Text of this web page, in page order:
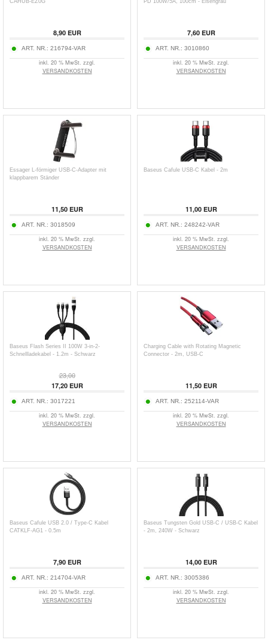
CAHUB-EZ0G
8,90EUR
ART. NR.: 216794-VAR
inkl. 20 % MwSt. zzgl.
VERSANDKOSTEN
PD 100W/5A, 100cm - Eisengrau
7,60EUR
ART. NR.: 3010860
inkl. 20 % MwSt. zzgl.
VERSANDKOSTEN
Essager L-förmiger USB-C-Adapter mit
klappbarem Ständer
11,50EUR
ART. NR.: 3018509
inkl. 20 % MwSt. zzgl.
VERSANDKOSTEN
Baseus Cafule USB-C Kabel - 2m
11,00EUR
ART. NR.: 248242-VAR
inkl. 20 % MwSt. zzgl.
VERSANDKOSTEN
Baseus Flash Series II 100W 3-in-2-
Schnellladekabel - 1.2m - Schwarz
23,00
17,20EUR
ART. NR.: 3017221
inkl. 20 % MwSt. zzgl.
VERSANDKOSTEN
Charging Cable with Rotating Magnetic
Connector - 2m, USB-C
11,50EUR
ART. NR.: 252114-VAR
inkl. 20 % MwSt. zzgl.
VERSANDKOSTEN
Baseus Cafule USB 2.0 / Type-C Kabel
CATKLF-AG1 - 0.5m
7,90EUR
ART. NR.: 214704-VAR
inkl. 20 % MwSt. zzgl.
VERSANDKOSTEN
Baseus Tungsten Gold USB-C / USB-C Kabel
- 2m, 240W - Schwarz
14,00EUR
ART. NR.: 3005386
inkl. 20 % MwSt. zzgl.
VERSANDKOSTEN